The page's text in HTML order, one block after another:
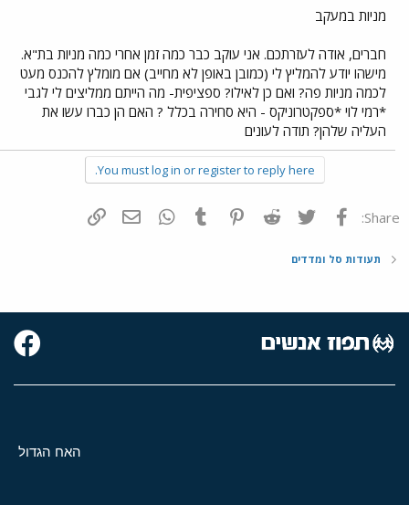
א
ר
י
מניות במעקב
חברים, אודה לעזרתכם. אני עוקב כבר כמה זמן אחרי כמה מניות בת"א.
מישהו יודע להמליץ לי (כמובן באופן לא מחייב) אם מומלץ להכנס מעט
לכמה מניות פה? ואם כן לאילו? ספציפית- מה הייתם ממליצים לי לגבי
*רמי לוי *ספקטרוניקס - היא סחירה בכלל ? האם הן כברו עשו את
העליה שלהן? תודה לעונים
You must log in or register to reply here.
Share: פייסבוק Twitter
Reddit
Pinterest
Tumblr
WhatsAppדואר אלקטרוני
תעודות סל ומדדים
האח הגדול